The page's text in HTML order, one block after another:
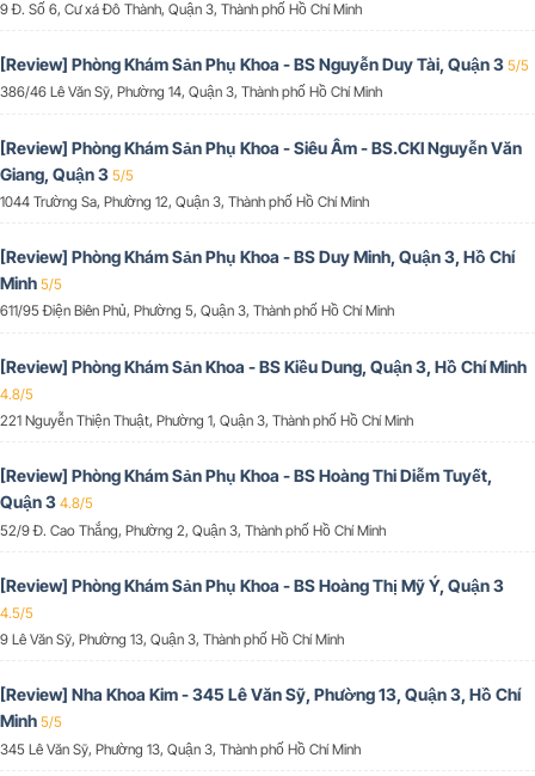
9 Đ. Số 6, Cư xá Đô Thành, Quận 3, Thành phố Hồ Chí Minh
[Review] Phòng Khám Sản Phụ Khoa - BS Nguyễn Duy Tài, Quận 3 5/5
386/46 Lê Văn Sỹ, Phường 14, Quận 3, Thành phố Hồ Chí Minh
[Review] Phòng Khám Sản Phụ Khoa - Siêu Âm - BS.CKI Nguyễn Văn
Giang, Quận 3 5/5
1044 Trường Sa, Phường 12, Quận 3, Thành phố Hồ Chí Minh
[Review] Phòng Khám Sản Phụ Khoa - BS Duy Minh, Quận 3, Hồ Chí
Minh 5/5
611/95 Điện Biên Phủ, Phường 5, Quận 3, Thành phố Hồ Chí Minh
[Review] Phòng Khám Sản Khoa - BS Kiều Dung, Quận 3, Hồ Chí Minh
4.8/5
221 Nguyễn Thiện Thuật, Phường 1, Quận 3, Thành phố Hồ Chí Minh
[Review] Phòng Khám Sản Phụ Khoa - BS Hoàng Thi Diễm Tuyết,
Quận 3 4.8/5
52/9 Đ. Cao Thắng, Phường 2, Quận 3, Thành phố Hồ Chí Minh
[Review] Phòng Khám Sản Phụ Khoa - BS Hoàng Thị Mỹ Ý, Quận 3
4.5/5
9 Lê Văn Sỹ, Phường 13, Quận 3, Thành phố Hồ Chí Minh
[Review] Nha Khoa Kim - 345 Lê Văn Sỹ, Phường 13, Quận 3, Hồ Chí
Minh 5/5
345 Lê Văn Sỹ, Phường 13, Quận 3, Thành phố Hồ Chí Minh